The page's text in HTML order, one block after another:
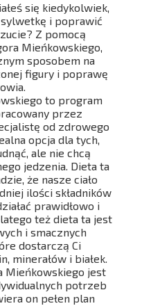
się kiedykolwiek,
i poprawić
Z pomocą
Mieńkowskiego,
sposobem na
figury i poprawę
to program
przez
od zdrowego
opcja dla tych,
ale nie chcą
jedzenia. Dieta ta
że nasze ciało
ilości składników
prawidłowo i
też dieta ta jest
i smacznych
dostarczą Ci
minerałów i białek.
Mieńkowskiego jest
potrzeb
on pełen plan